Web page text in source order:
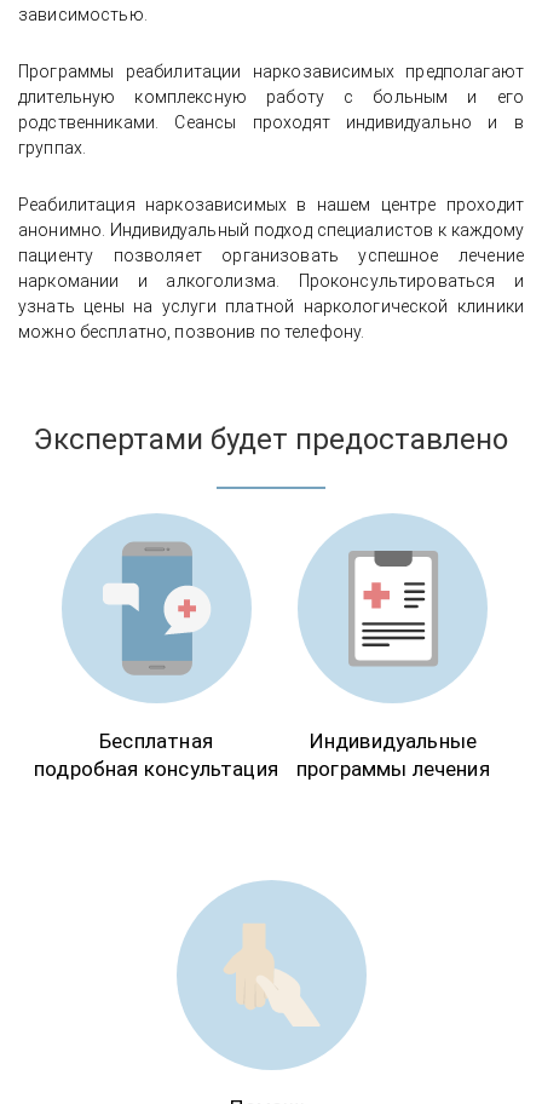
зависимостью.
Программы реабилитации наркозависимых предполагают
длительную комплексную работу с больным и его
родственниками. Сеансы проходят индивидуально и в
группах.
Реабилитация наркозависимых в нашем центре проходит
анонимно. Индивидуальный подход специалистов к каждому
пациенту позволяет организовать успешное лечение
наркомании и алкоголизма. Проконсультироваться и
узнать цены на услуги платной наркологической клиники
можно бесплатно, позвонив по телефону.
Экспертами будет предоставлено
Бесплатная
подробная консультация
Индивидуальные
программы лечения